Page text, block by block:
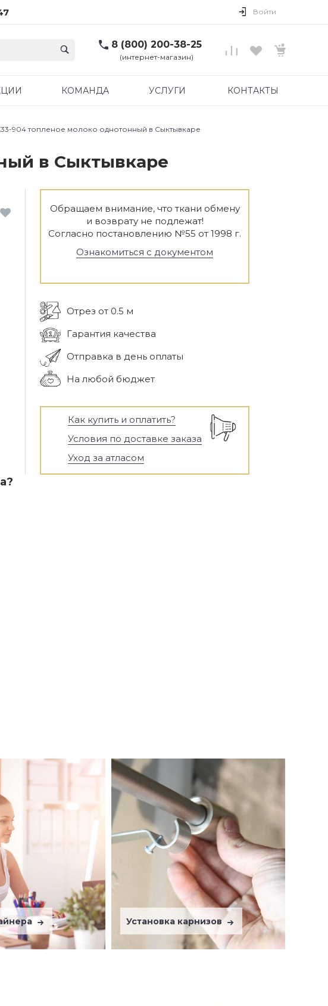
Войти
8 (800) 200-38-25
(интернет-магазин)
КОМАНДА УСЛУГИ КОНТАКТЫ
904 топленое молоко однотонный в Сыктывкаре
в Сыктывкаре
Обращаем внимание, что ткани обмену
и возврату не подлежат!
Согласно постановлению №55 от 1998 г.
Ознакомиться с документом
Отрез от 0.5 м
Гарантия качества
Отправка в день оплаты
На любой бюджет
Как купить и оплатить?
Условия по доставке заказа
Уход за атласом
Установка карнизов